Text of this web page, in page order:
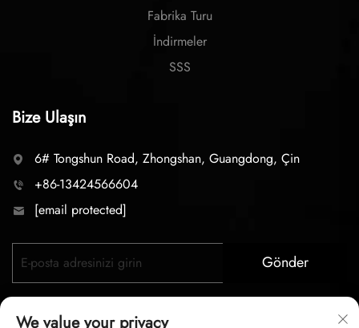
Fabrika Turu
İndirmeler
SSS
Bize Ulaşın
6# Tongshun Road, Zhongshan, Guangdong, Çin
+86-13424566604
[email protected]
Gönder
We value your privacy